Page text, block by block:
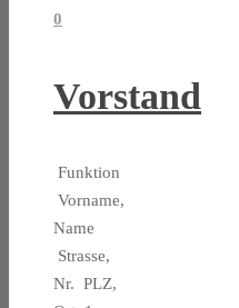
0
Vorstand
Funktion
Vorname,
Name
Strasse,
Nr. PLZ,